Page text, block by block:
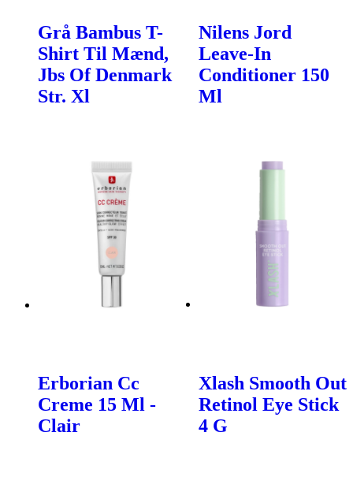
Grå Bambus T-
Shirt Til Mænd,
Jbs Of Denmark
Str. Xl
Nilens Jord
Leave-In
Conditioner 150
Ml
Erborian Cc
Creme 15 Ml -
Clair
Xlash Smooth Out
Retinol Eye Stick
4 G